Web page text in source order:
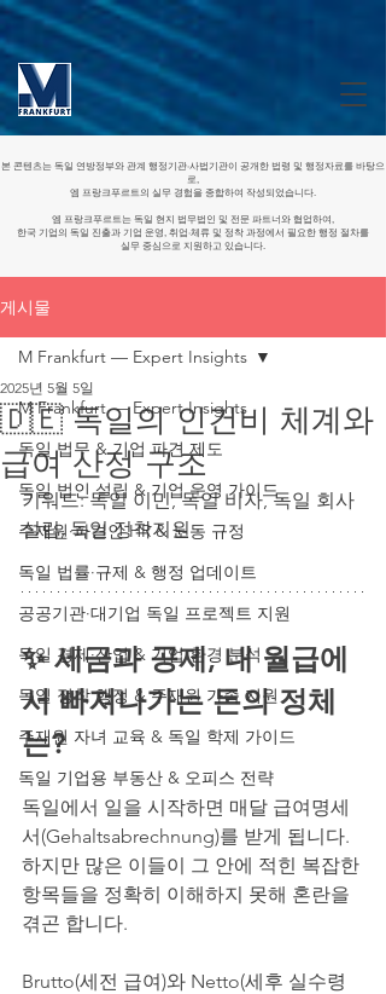
본 콘텐츠는 독일 연방정부와 관계 행정기관·사법기관이 공개한 법령 및 행정자료를 바탕으
로,
엠 프랑크푸르트의 실무 경험을 종합하여 작성되었습니다.
엠 프랑크푸르트는 독일 현지 법무법인 및 전문 파트너와 협업하여,
한국 기업의 독일 진출과 기업 운영, 취업·체류 및 정착 과정에서 필요한 행정 절차를
실무 중심으로 지원하고 있습니다.
게시물
M Frankfurt — Expert Insights
독일 법무 & 기업 파견 제도
독일 법인 설립 & 기업 운영 가이드
주재원·파견인 HR & 노동 규정
독일 법률·규제 & 행정 업데이트
공공기관·대기업 독일 프로젝트 지원
독일 경제·산업 & 기업 환경 분석
독일 정착 행정 & 주재원 가족 지원
주재원 자녀 교육 & 독일 학제 가이드
독일 기업용 부동산 & 오피스 전략
M Frankfurt — Expert Insights
🇩🇪 독일의 인건비 체계와
급여 산정 구조
2025년 5월 5일
키워드: 독일 이민, 독일 비자, 독일 회사
설립, 독일 정착지원
✨ 세금과 공제, 내 월급에
서 빠져나가는 돈의 정체
는?
독일에서 일을 시작하면 매달 급여명세
서(Gehaltsabrechnung)를 받게 됩니다.
하지만 많은 이들이 그 안에 적힌 복잡한
항목들을 정확히 이해하지 못해 혼란을
겪곤 합니다.
Brutto(세전 급여)와 Netto(세후 실수령